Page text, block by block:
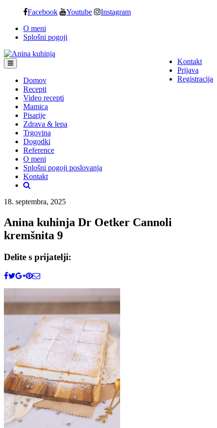
content
Facebook Youtube Instagram
O meni
Splošni pogoji
Kontakt
Prijava
Registracija
Domov
Recepti
Video recepti
Mamica
Pisarije
Zdrava & lepa
Trgovina
Dogodki
Reference
O meni
Splošni pogoji poslovanja
Kontakt
18. septembra, 2025
Anina kuhinja Dr Oetker Cannoli
kremšnita 9
Delite s prijatelji: